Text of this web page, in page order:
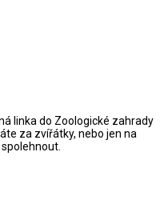
linka do Zoologické zahrady
za zvířátky, nebo jen na